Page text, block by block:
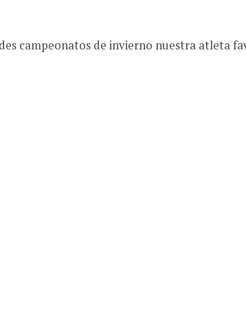
campeonatos de invierno nuestra atleta